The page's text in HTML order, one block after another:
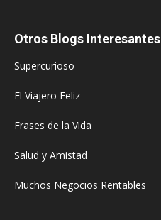
Otros Blogs Interesantes
Supercurioso
El Viajero Feliz
Frases de la Vida
Salud y Amistad
Muchos Negocios Rentables